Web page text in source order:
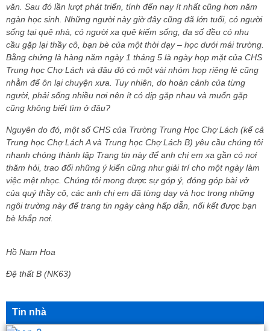
văn. Sau đó lần lượt phát triển, tính đến nay ít nhất cũng hơn năm
ngàn học sinh. Những người này giờ đây cũng đã lớn tuổi, có người
sống tại quê nhà, có người xa quê kiếm sống, đa số đều có nhu
cầu gặp lại thầy cô, bạn bè của một thời dạy – học dưới mái trường.
Bằng chứng là hàng năm ngày 1 tháng 5 là ngày họp mặt của CHS
Trung học Chợ Lách và đâu đó có một vài nhóm họp riêng lẻ cũng
nhằm để ôn lại chuyện xưa. Tuy nhiên, do hoàn cảnh của từng
người, phải sống nhiều nơi nên ít có dịp gặp nhau và muốn gặp
cũng không biết tìm ở đâu?
Nguyên do đó, một số CHS của Trường Trung Học Chợ Lách (kể cả
Trung học Chợ Lách A và Trung học Chợ Lách B) yêu cầu chúng tôi
nhanh chóng thành lập Trang tin này để anh chị em xa gần có nơi
thăm hỏi, trao đổi những ý kiến cũng như giải trí cho một ngày làm
việc mệt nhọc. Chúng tôi mong được sự góp ý, đóng góp bài vở
của quý thầy cô, các anh chị em đã từng dạy và học trong những
ngôi trường này để trang tin ngày càng hấp dẫn, nối kết được bạn
bè khắp nơi.
Hồ Nam Hoa
Đệ thất B (NK63)
Tin nhà